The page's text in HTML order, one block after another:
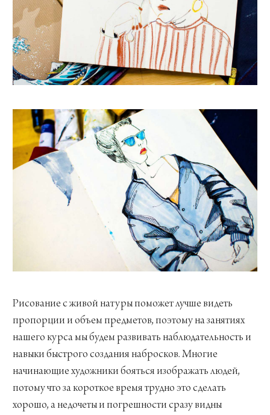
Рисование с живой натуры поможет лучше видеть
пропорции и объем предметов, поэтому на занятиях
нашего курса мы будем развивать наблюдательность и
навыки быстрого создания набросков. Многие
начинающие художники бояться изображать людей,
потому что за короткое время трудно это сделать
хорошо, а недочеты и погрешности сразу видны